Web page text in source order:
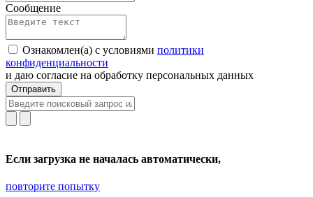
Сообщение
Ознакомлен(а) с условиями политики
конфиденциальности
и даю согласие на обработку персональных данных
Отправить
Если загрузка не началась автоматически,
повторите попытку